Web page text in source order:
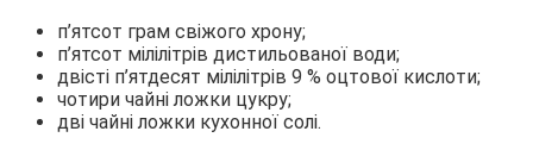
п’ятсот грам свіжого хрону;
п’ятсот мілілітрів дистильованої води;
двісті п’ятдесят мілілітрів 9 % оцтової кислоти;
чотири чайні ложки цукру;
дві чайні ложки кухонної солі.